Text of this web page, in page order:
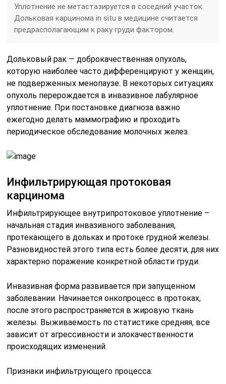
Уплотнение не метастазируется в соседний участок.
Дольковая карцинома in situ в медицине считается
предрасполагающим к раку груди фактором.
Дольковый рак — доброкачественная опухоль,
которую наиболее часто дифференцируют у женщин,
не подверженных менопаузе. В некоторых ситуациях
опухоль перерождается в инвазивное лабулярное
уплотнение. При постановке диагноза важно
ежегодно делать маммографию и проходить
периодическое обследование молочных желез.
Инфильтрирующая протоковая
карцинома
Инфильтрирующее внутрипротоковое уплотнение –
начальная стадия инвазивного заболевания,
протекающего в дольках и протоке грудной железы.
Разновидностей этого типа есть более десяти, для них
характерно поражение конкретной области груди.
Инвазивная форма развивается при запущенном
заболевании. Начинается онкопроцесс в протоках,
после этого распространяется в жировую ткань
железы. Выживаемость по статистике средняя, все
зависит от агрессивности и злокачественности
происходящих изменений.
Признаки инфильтрующего процесса: